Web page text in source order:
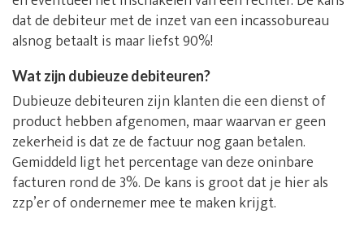
dat de debiteur met de inzet van een incassobureau
alsnog betaalt is maar liefst 90%!
Wat zijn dubieuze debiteuren?
Dubieuze debiteuren zijn klanten die een dienst of
product hebben afgenomen, maar waarvan er geen
zekerheid is dat ze de factuur nog gaan betalen.
Gemiddeld ligt het percentage van deze oninbare
facturen rond de 3%. De kans is groot dat je hier als
zzp’er of ondernemer mee te maken krijgt.